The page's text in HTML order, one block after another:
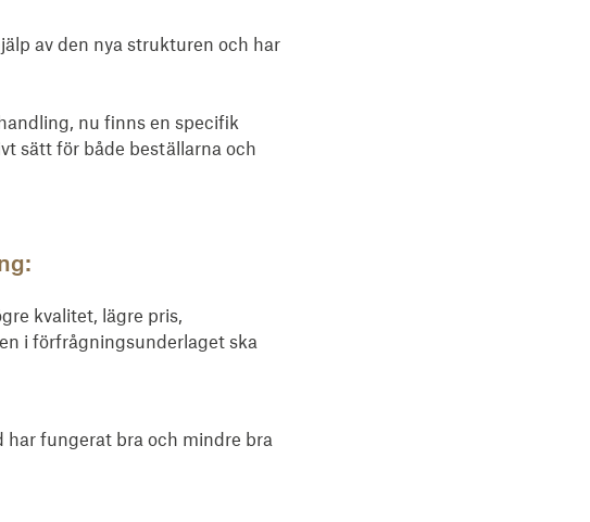
av den nya strukturen och har
nu finns en specifik
sätt för både beställarna och
kvalitet, lägre pris,
i förfrågningsunderlaget ska
har fungerat bra och mindre bra